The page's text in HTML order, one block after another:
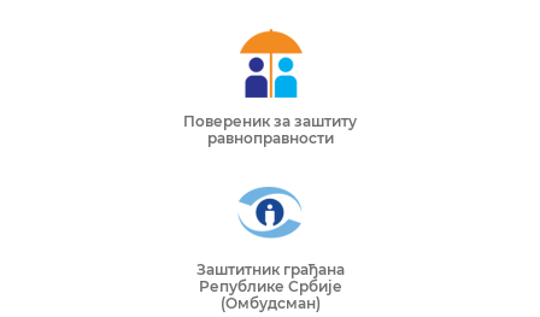
Повереник за заштиту
равноправности
Заштитник грађана
Републике Србије
(Омбудсман)